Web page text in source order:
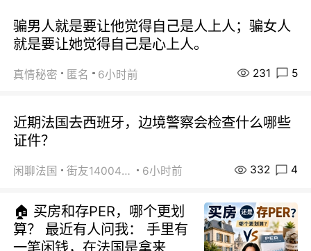
骗男人就是要让他觉得自己是人上人；骗女人
就是要让她觉得自己是心上人。
真情秘密 匿名 6小时前 231 5
近期法国去西班牙，边境警察会检查什么哪些
证件？
闲聊法国 街友14004820 6小时前 332 4
🏠 买房和存PER，哪个更划
算？ 最近有人问我： 手里有
一笔闲钱，在法国是拿来